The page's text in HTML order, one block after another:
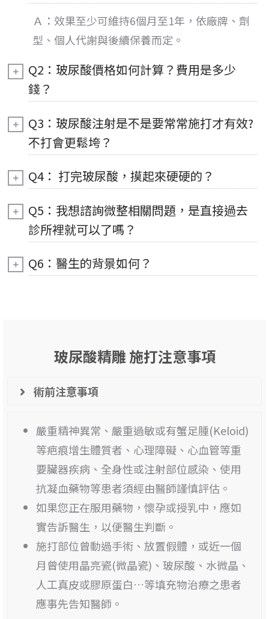
Ａ： 效果至少可維持6個月至1年，依廠牌、劑
型、個人代謝與後續保養而定。
Q2：玻尿酸價格如何計算？費用是多少
錢？
Q3：玻尿酸注射是不是要常常施打才有效?
不打會更鬆垮？
Q4： 打完玻尿酸，摸起來硬硬的？
Q5：我想諮詢微整相關問題，是直接過去
診所裡就可以了嗎？
Q6：醫生的背景如何？
玻尿酸精雕 施打注意事項
術前注意事項
嚴重精神異常、嚴重過敏或有蟹足腫(Keloid)
等疤痕增生體質者、心理障礙、心血管等重
要臟器疾病、全身性或注射部位感染、使用
抗凝血藥物等患者須經由醫師謹慎評估。
如果您正在服用藥物，懷孕或授乳中，應如
實告訴醫生，以便醫生判斷。
施打部位曾動過手術、放置假體，或近一個
月曾使用晶亮瓷(微晶瓷)、玻尿酸、水微晶、
人工真皮或膠原蛋白…等填充物治療之患者
應事先告知醫師。